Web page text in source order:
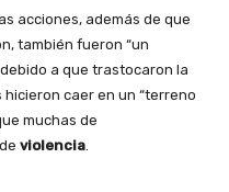
acciones, además de que
también fueron “un
a que trastocaron la
caer en un “terreno
muchas de
violencia